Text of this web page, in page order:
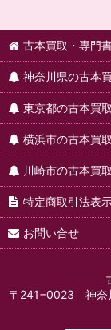
古本買取・専門
神奈川県の古本
東京都の古本買取
横浜市の古本買取
川崎市の古本買取
特定商取引法表
お問い合せ
〒241−0023 神奈